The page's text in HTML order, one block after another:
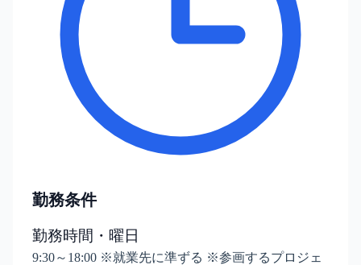
勤務条件
勤務時間・曜日
9:30～18:00 ※就業先に準ずる ※参画するプロジェ